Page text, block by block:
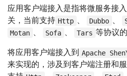
应用客户端接入是指将微服务接
关，当前支持 Http 、 Dubbo 、
Motan 、 Sofa 、 Tars 等协议的
将应用客户端接入到 Apache
来实现的，涉及到客户端注册和